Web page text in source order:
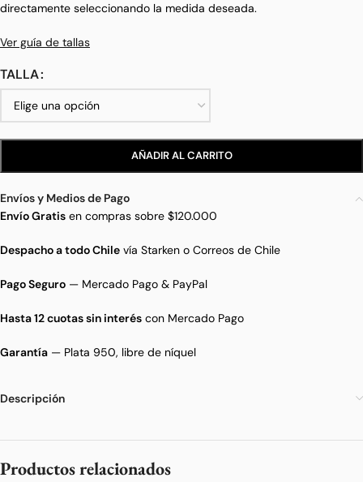
directamente seleccionando la medida deseada.
Ver guía de tallas
TALLA
AÑADIR AL CARRITO
Envíos y Medios de Pago
Envío Gratis en compras sobre $120.000
Despacho a todo Chile vía Starken o Correos de Chile
Pago Seguro — Mercado Pago & PayPal
Hasta 12 cuotas sin interés con Mercado Pago
Garantía — Plata 950, libre de níquel
Descripción
Productos relacionados